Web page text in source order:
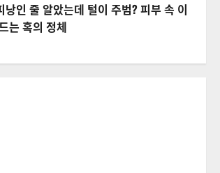
낭인 줄 알았는데 털이 주범? 피부 속 이
는 혹의 정체